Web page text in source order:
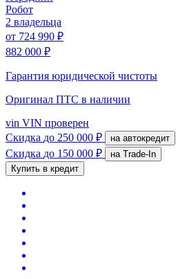
Робот
2 владельца
от 724 990 ₽
882 000 ₽
Гарантия юридической чистоты
Оригинал ПТС в наличии
vin VIN проверен
Скидка до 250 000 ₽ на автокредит
Скидка до 150 000 ₽
на Trade-In
Купить в кредит